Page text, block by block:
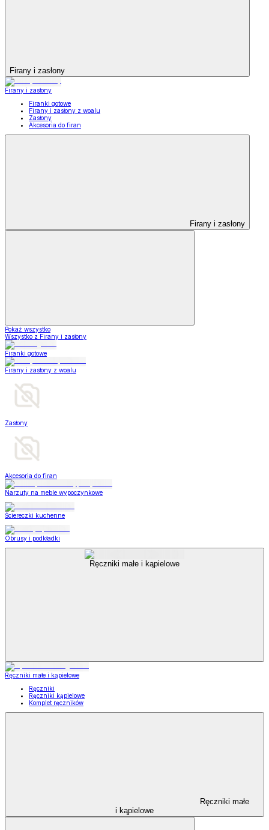
Firany i zasłony
Firany i zasłony
Firanki gotowe
Firany i zasłony z woalu
Zasłony
Akcesoria do firan
Firany i zasłony
Pokaż wszystko
Wszystko z Firany i zasłony
Firanki gotowe
Firany i zasłony z woalu
Zasłony
Akcesoria do firan
Narzuty na meble wypoczynkowe
Ściereczki kuchenne
Obrusy i podkładki
Ręczniki małe i kąpielowe
Ręczniki małe i kąpielowe
Ręczniki
Ręczniki kąpielowe
Komplet ręczników
Ręczniki małe
i kąpielowe